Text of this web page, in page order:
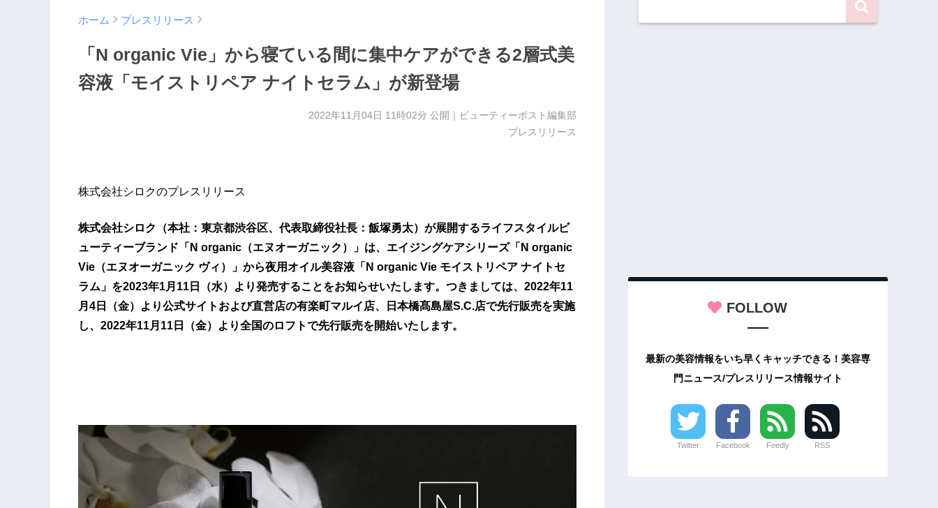
ホーム プレスリリース
「N organic Vie」から寝ている間に集中ケアができる2層式美
容液「モイストリペア ナイトセラム」が新登場
2022年11月04日 11時02分 公開｜ビューティーポスト編集部
プレスリリース
株式会社シロクのプレスリリース
株式会社シロク（本社：東京都渋谷区、代表取締役社長：飯塚勇太）が展開するライフスタイルビ
ューティーブランド「N organic（エヌオーガニック）」は、エイジングケアシリーズ「N organic
Vie（エヌオーガニック ヴィ）」から夜用オイル美容液「N organic Vie モイストリペア ナイトセ
ラム」を2023年1月11日（水）より発売することをお知らせいたします。つきましては、2022年11
月4日（金）より公式サイトおよび直営店の有楽町マルイ店、日本橋髙島屋S.C.店で先行販売を実施
し、2022年11月11日（金）より全国のロフトで先行販売を開始いたします。
FOLLOW
最新の美容情報をいち早くキャッチできる！美容専
門ニュース/プレスリリース情報サイト
Twitter Facebook Feedly RSS